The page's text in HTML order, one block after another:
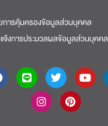
การคุ้มครองข้อมูลส่วนบุคคล
จ้งการประมวลผลข้อมูลส่วนบุคคล